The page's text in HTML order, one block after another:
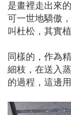
是畫裡走出來
可一世地驕傲
叫杜松，其實
同樣的，作為
細枝，在送入
的過程，這邊